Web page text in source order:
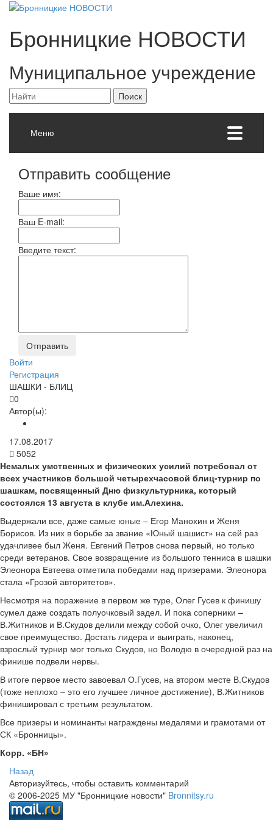
Бронницкие НОВОСТИ
Муниципальное учреждение
Меню
Отправить сообщение
Ваше имя:
Ваш E-mail:
Введите текст:
Войти
Регистрация
ШАШКИ - БЛИЦ
0
Автор(ы):
17.08.2017
5052
Немалых умственных и физических усилий потребовал от
всех участников большой четырехчасовой блиц-турнир по
шашкам, посвященный Дню физкультурника, который
состоялся 13 августа в клубе им.Алехина.
Выдержали все, даже самые юные – Егор Манохин и Женя
Борисов. Из них в борьбе за звание «Юный шашист» на сей раз
удачливее был Женя. Евгений Петров снова первый, но только
среди ветеранов. Свое возвращение из большого тенниса в шашки
Элеонора Евтеева отметила победами над призерами. Элеонора
стала «Грозой авторитетов».
Несмотря на поражение в первом же туре, Олег Гусев к финишу
сумел даже создать полуочковый задел. И пока соперники –
В.Житников и В.Скудов делили между собой очко, Олег увеличил
свое преимущество. Достать лидера и выиграть, наконец,
взрослый турнир мог только Скудов, но Володю в очередной раз на
финише подвели нервы.
В итоге первое место завоевал О.Гусев, на втором месте В.Скудов
(тоже неплохо – это его лучшее личное достижение), В.Житников
финишировал с третьим результатом.
Все призеры и номинанты награждены медалями и грамотами от
СК «Бронницы».
Корр. «БН»
Назад
Авторизуйтесь, чтобы оставить комментарий
© 2006-2025 МУ "Бронницкие новости" Bronnitsy.ru